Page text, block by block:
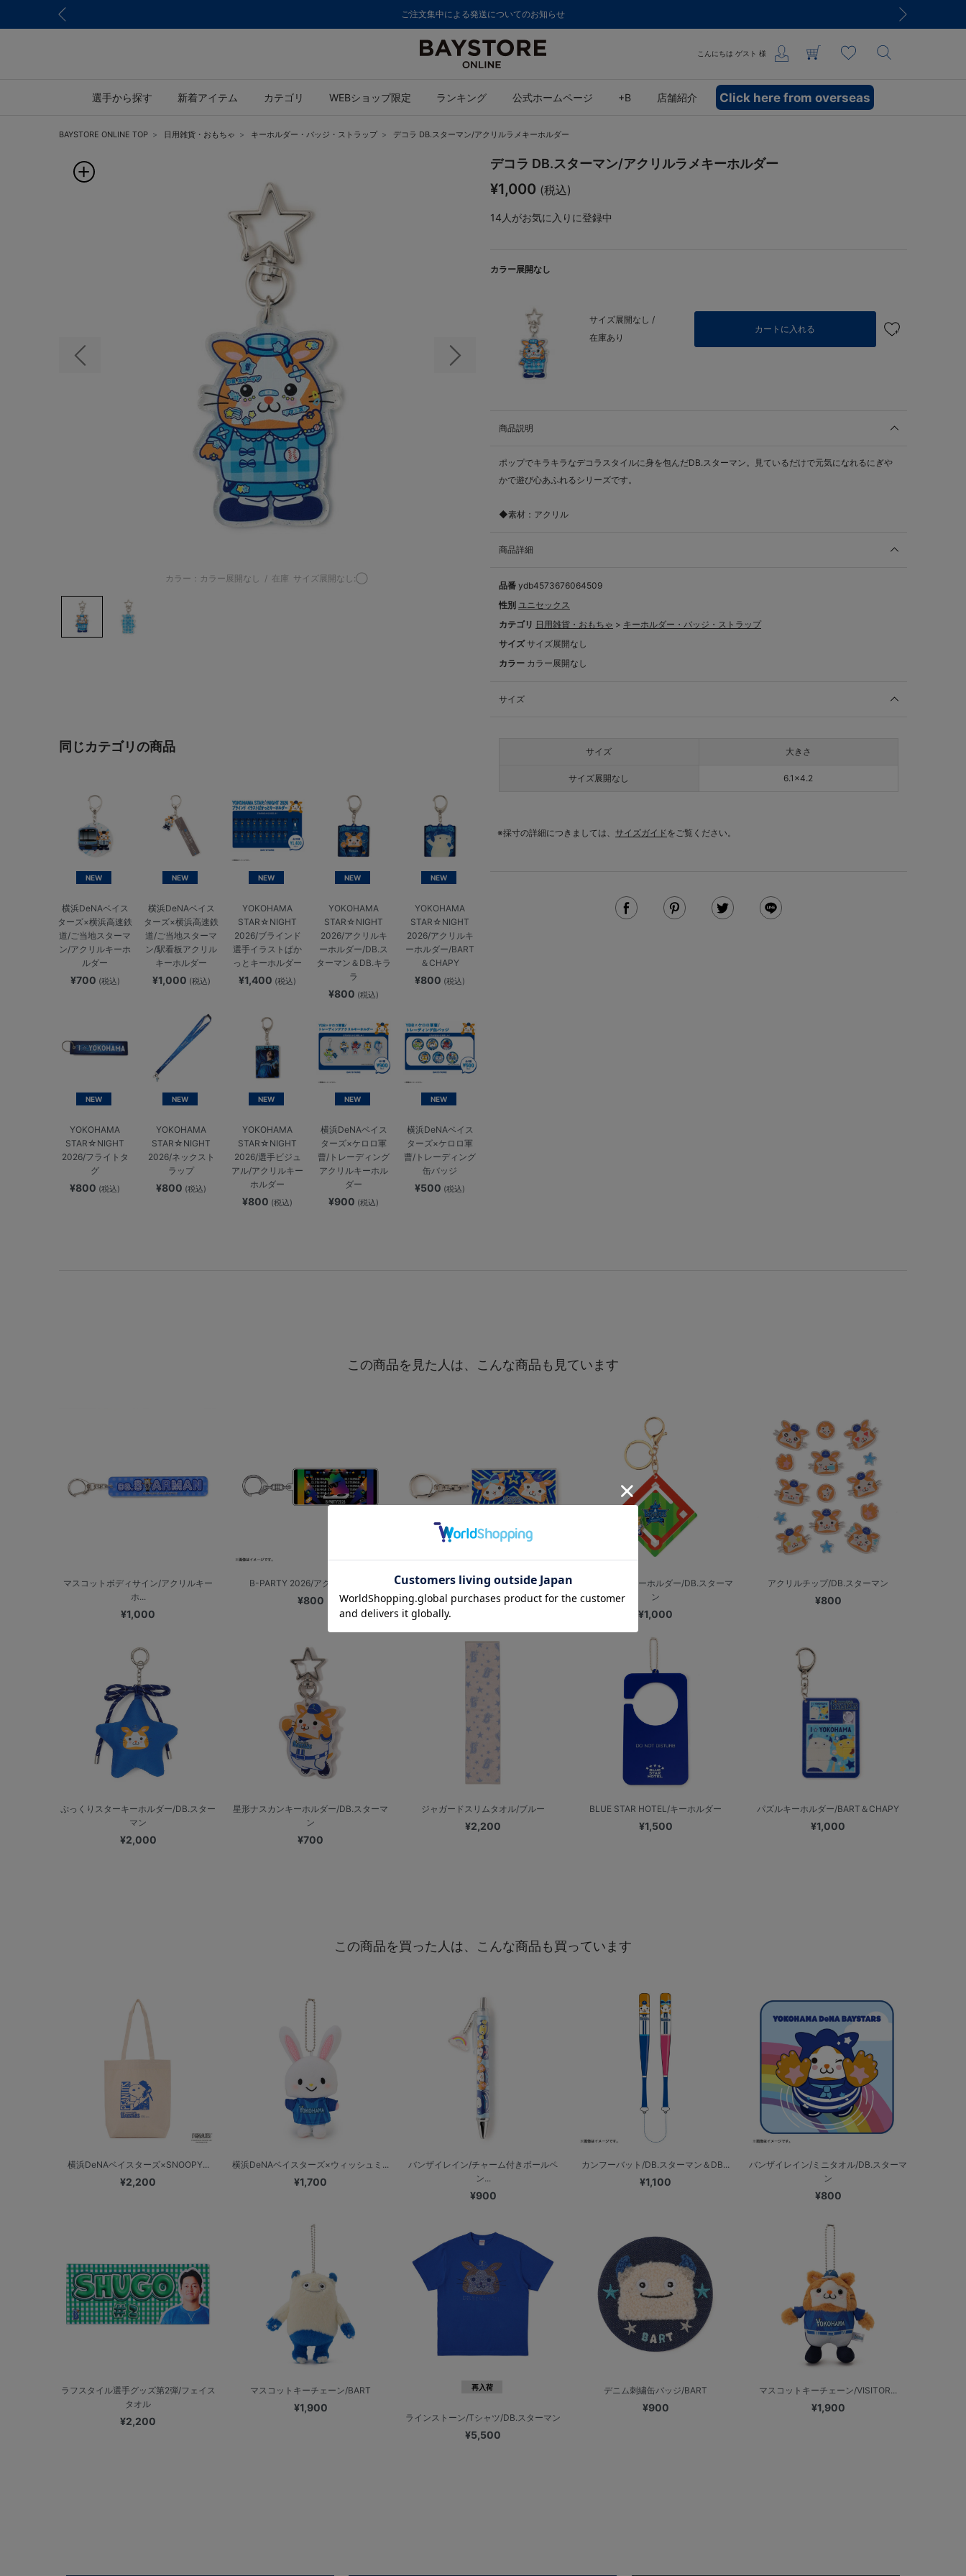
ご注文集中による発送についてのお知らせ
こんにちは ゲスト 様
選手から探す 新着アイテム カテゴリ WEBショップ限定 ランキング 公式ホームページ +B 店舗紹介 Click here from overseas
BAYSTORE ONLINE TOP 日用雑貨・おもちゃ キーホルダー・バッジ・ストラップ デコラ DB.スターマン/アクリルラメキーホルダー
前の画像 次の画像
カラー：カラー展開なし / 在庫 サイズ展開なし:◯
同じカテゴリの商品
NEW
横浜DeNAベイス
ターズ×横浜高速鉄
道/ご当地スターマ
ン/アクリルキーホ
ルダー
¥700 (税込)
NEW
横浜DeNAベイス
ターズ×横浜高速鉄
道/ご当地スターマ
ン/駅看板アクリル
キーホルダー
¥1,000 (税込)
NEW
YOKOHAMA
STAR☆NIGHT
2026/ブラインド
選手イラストぱか
っとキーホルダー
¥1,400 (税込)
NEW
YOKOHAMA
STAR☆NIGHT
2026/アクリルキ
ーホルダー/DB.ス
ターマン＆DB.キラ
ラ
¥800 (税込)
NEW
YOKOHAMA
STAR☆NIGHT
2026/アクリルキ
ーホルダー/BART
＆CHAPY
¥800 (税込)
NEW
YOKOHAMA
STAR☆NIGHT
2026/フライトタ
グ
¥800 (税込)
NEW
YOKOHAMA
STAR☆NIGHT
2026/ネックスト
ラップ
¥800 (税込)
NEW
YOKOHAMA
STAR☆NIGHT
2026/選手ビジュ
アル/アクリルキー
ホルダー
¥800 (税込)
NEW
横浜DeNAベイス
ターズ×ケロロ軍
曹/トレーディング
アクリルキーホル
ダー
¥900 (税込)
NEW
横浜DeNAベイス
ターズ×ケロロ軍
曹/トレーディング
缶バッジ
¥500 (税込)
デコラ DB.スターマン/アクリルラメキーホルダー
¥1,000 (税込)
14 人がお気に入りに登録中
カラー展開なし
サイズ展開なし /
在庫あり
カートに入れる
商品説明
ポップでキラキラなデコラスタイルに身を包んだDB.スターマン。見ているだけで元気になれるにぎや
かで遊び心あふれるシリーズです。
◆素材：アクリル
商品詳細
品番 ydb4573676064509
性別 ユニセックス
カテゴリ 日用雑貨・おもちゃ > キーホルダー・バッジ・ストラップ
サイズ サイズ展開なし
カラー カラー展開なし
サイズ
サイズ 大きさ
サイズ展開なし 6.1×4.2
※採寸の詳細につきましては、 サイズガイドをご覧ください。
この商品を見た人は、こんな商品も見ています
マスコットボディサイン/アクリルキー
ホ...
¥1,000
B-PARTY 2026/アクリルキー...
¥800
アクリルレイヤーキーホルダー/DB.ス...
¥800
動くアクリルキーホルダー/DB.スターマ
ン
¥1,000
アクリルチップ/DB.スターマン
¥800
ぷっくりスターキーホルダー/DB.スター
マン
¥2,000
星形ナスカンキーホルダー/DB.スターマ
ン
¥700
ジャガードスリムタオル/ブルー
¥2,200
BLUE STAR HOTEL/キーホルダー
¥1,500
パズルキーホルダー/BART＆CHAPY
¥1,000
この商品を買った人は、こんな商品も買っています
横浜DeNAベイスターズ×SNOOPY...
¥2,200
横浜DeNAベイスターズ×ウィッシュミ...
¥1,700
バンザイレイン/チャーム付きボールペ
ン...
¥900
カンフーバット/DB.スターマン＆DB...
¥1,100
バンザイレイン/ミニタオル/DB.スターマ
ン
¥800
ラフスタイル選手グッズ第2弾/フェイス
タオル
¥2,200
マスコットキーチェーン/BART
¥1,900
再入荷
ラインストーン/Tシャツ/DB.スターマン
¥5,500
デニム刺繍缶バッジ/BART
¥900
マスコットキーチェーン/VISITOR...
¥1,900